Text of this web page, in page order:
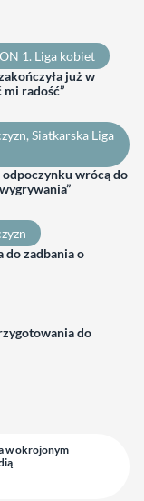
1. Liga kobiet
już w
mi radość”
, Siatkarska Liga
wrócą do
do zadbania o
do
w okrojonym